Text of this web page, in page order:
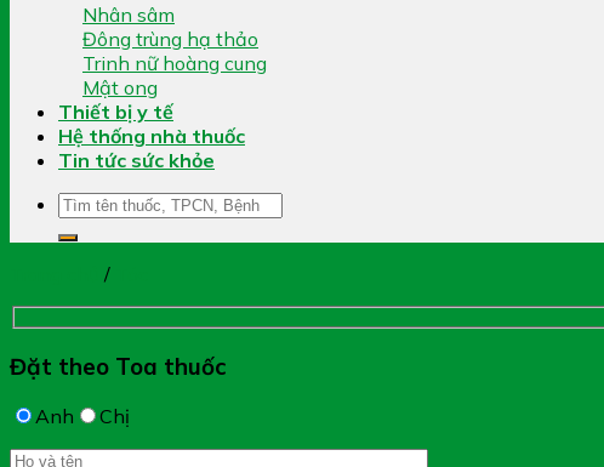
Nhân sâm
Đông trùng hạ thảo
Trinh nữ hoàng cung
Mật ong
Thiết bị y tế
Hệ thống nhà thuốc
Tin tức sức khỏe
Tìm
kiếm:
/
Đặt theo Toa thuốc
Anh Chị